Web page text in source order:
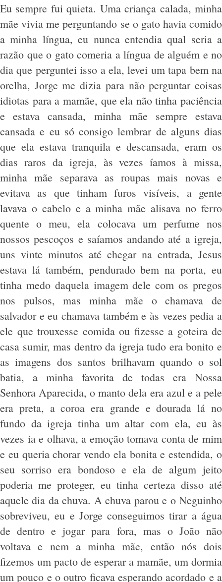
Eu sempre fui quieta. Uma criança calada, minha
mãe vivia me perguntando se o gato havia comido
a minha língua, eu nunca entendia qual seria a
razão que o gato comeria a língua de alguém e no
dia que perguntei isso a ela, levei um tapa bem na
orelha, Jorge me dizia para não perguntar coisas
idiotas para a mamãe, que ela não tinha paciência
e estava cansada, minha mãe sempre estava
cansada e eu só consigo lembrar de alguns dias
que ela estava tranquila e descansada, eram os
dias raros da igreja, às vezes íamos à missa,
minha mãe separava as roupas mais novas e
evitava as que tinham furos visíveis, a gente
lavava o cabelo e a minha mãe alisava no ferro
quente o meu, ela colocava um perfume nos
nossos pescoços e saíamos andando até a igreja,
uns vinte minutos até chegar na entrada, Jesus
estava lá também, pendurado bem na porta, eu
tinha medo daquela imagem dele com os pregos
nos pulsos, mas minha mãe o chamava de
salvador e eu chamava também e às vezes pedia a
ele que trouxesse comida ou fizesse a goteira de
casa sumir, mas dentro da igreja tudo era bonito e
as imagens dos santos brilhavam quando o sol
batia, a minha favorita de todas era Nossa
Senhora Aparecida, o manto dela era azul e a pele
era preta, a coroa era grande e dourada lá no
fundo da igreja tinha um altar com ela, eu às
vezes ia e olhava, a emoção tomava conta de mim
e eu queria chorar vendo ela bonita e estendida, o
seu sorriso era bondoso e ela de algum jeito
poderia me proteger, eu tinha certeza disso até
aquele dia da chuva. A chuva parou e o Neguinho
sobreviveu, eu e Jorge conseguimos tirar a água
de dentro e jogar para fora, mas o João não
voltava e nem a minha mãe, então nós dois
fizemos um pacto de esperar a mamãe, um dormia
um pouco e o outro ficava esperando acordado e a